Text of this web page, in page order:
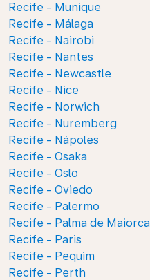
Recife - Munique
Recife - Málaga
Recife - Nairobi
Recife - Nantes
Recife - Newcastle
Recife - Nice
Recife - Norwich
Recife - Nuremberg
Recife - Nápoles
Recife - Osaka
Recife - Oslo
Recife - Oviedo
Recife - Palermo
Recife - Palma de Maiorca
Recife - Paris
Recife - Pequim
Recife - Perth